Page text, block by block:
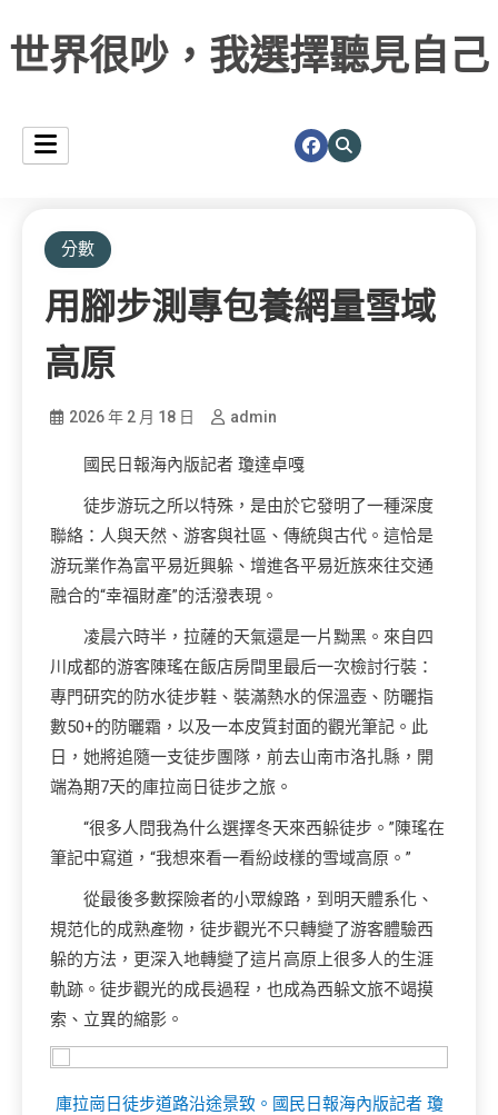
世界很吵，我選擇聽見自己
分數
用腳步測專包養網量雪域
高原
2026 年 2 月 18 日 admin
國民日報海內版記者 瓊達卓嘎
徒步游玩之所以特殊，是由於它發明了一種深度
聯絡：人與天然、游客與社區、傳統與古代。這恰是
游玩業作為富平易近興躲、增進各平易近族來往交通
融合的“幸福財產”的活潑表現。
凌晨六時半，拉薩的天氣還是一片黝黑。來自四
川成都的游客陳瑤在飯店房間里最后一次檢討行裝：
專門研究的防水徒步鞋、裝滿熱水的保溫壺、防曬指
數50+的防曬霜，以及一本皮質封面的觀光筆記。此
日，她將追隨一支徒步團隊，前去山南市洛扎縣，開
端為期7天的庫拉崗日徒步之旅。
“很多人問我為什么選擇冬天來西躲徒步。”陳瑤在
筆記中寫道，“我想來看一看紛歧樣的雪域高原。”
從最後多數探險者的小眾線路，到明天體系化、
規范化的成熟產物，徒步觀光不只轉變了游客體驗西
躲的方法，更深入地轉變了這片高原上很多人的生涯
軌跡。徒步觀光的成長過程，也成為西躲文旅不竭摸
索、立異的縮影。
庫拉崗日徒步道路沿途景致。國民日報海內版記者 瓊